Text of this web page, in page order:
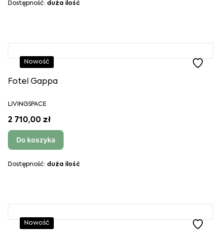
Dostępność: duża ilość
Nowość
Fotel Gappa
LIVINGSPACE
2 710,00 zł
Do koszyka
Dostępność: duża ilość
Nowość